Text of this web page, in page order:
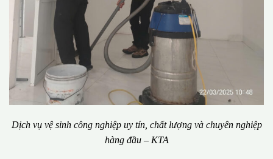
Dịch vụ vệ sinh công nghiệp uy tín, chất lượng và chuyên nghiệp
hàng đầu – KTA